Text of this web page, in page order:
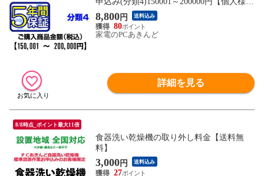
定】
8,800円 送料込み
80
家電のPCあきんど
詳細を見る
8/8時点_ポイント最大11倍
食器洗い乾燥機の取り外し料金【送料無
料】
3,000円 送料込み
27